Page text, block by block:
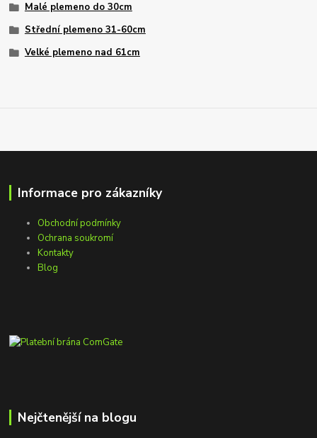
Malé plemeno do 30cm
Střední plemeno 31-60cm
Velké plemeno nad 61cm
Informace pro zákazníky
Obchodní podmínky
Ochrana soukromí
Kontakty
Blog
Nejčtenější na blogu